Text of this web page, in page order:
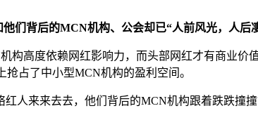
们背后的MCN机构、公会却已“人前风光，人后
构高度依赖网红影响力，而头部网红才有商业价
占了中小型MCN机构的盈利空间。
人来来去去，他们背后的MCN机构跟着跌跌撞